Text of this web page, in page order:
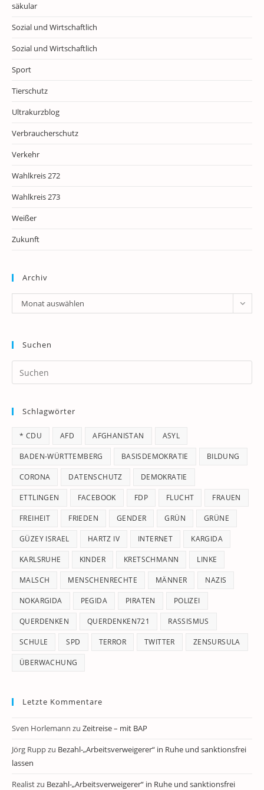
säkular
Sozial und Wirtschaftlich
Sozial und Wirtschaftlich
Sport
Tierschutz
Ultrakurzblog
Verbraucherschutz
Verkehr
Wahlkreis 272
Wahlkreis 273
Weißer
Zukunft
Archiv
Archiv
Monat auswählen
Suchen
Schlagwörter
* CDU AFD AFGHANISTAN ASYL
BADEN-WÜRTTEMBERG BASISDEMOKRATIE BILDUNG
CORONA DATENSCHUTZ DEMOKRATIE
ETTLINGEN FACEBOOK FDP FLUCHT FRAUEN
FREIHEIT FRIEDEN GENDER GRÜN GRÜNE
GÜZEY ISRAEL HARTZ IV INTERNET KARGIDA
KARLSRUHE KINDER KRETSCHMANN LINKE
MALSCH MENSCHENRECHTE MÄNNER NAZIS
NOKARGIDA PEGIDA PIRATEN POLIZEI
QUERDENKEN QUERDENKEN721 RASSISMUS
SCHULE SPD TERROR TWITTER ZENSURSULA
ÜBERWACHUNG
Letzte Kommentare
Sven Horlemann zu Zeitreise – mit BAP
Jörg Ruppzu Bezahl-„Arbeitsverweigerer“ in Ruhe und sanktionsfrei
lassen
Realistzu Bezahl-„Arbeitsverweigerer“ in Ruhe und sanktionsfrei